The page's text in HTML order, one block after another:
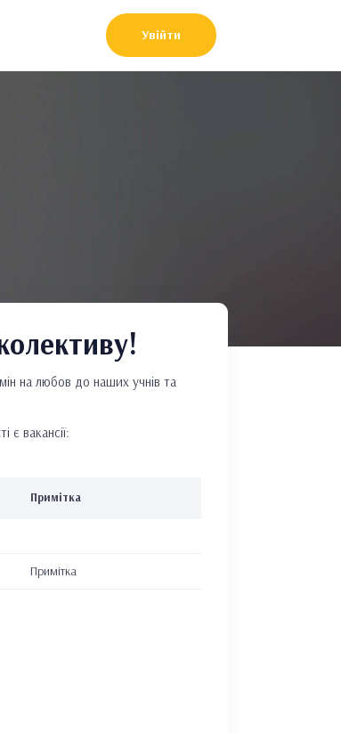
Увійти
на любов до наших учнів та
є вакансії:
Примітка
Примітка